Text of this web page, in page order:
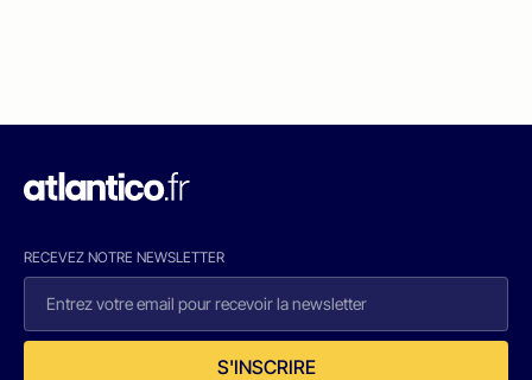
RECEVEZ NOTRE NEWSLETTER
S'INSCRIRE